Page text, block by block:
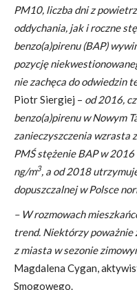
PM10, liczba dni z
oddychania, jak i roczne
benzo(a)pirenu (BAP)
pozycję
nie zachęca do odwiedzin
Piotr Siergiej – od 2016,
benzo(a)pirenu w Nowym
zanieczyszczenia wzrasta
PMŚ stężenie BAP w 2016
ng/m3, a od 2018
dopuszczalnej w Polsce
– W rozmowach
trend. Niektórzy poważnie
z miasta w sezonie
Magdalena Cygan,
Smogowego.